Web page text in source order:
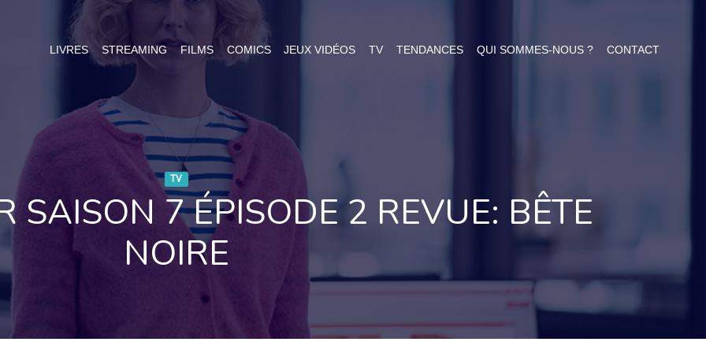
LIVRES STREAMING FILMS COMICS JEUX VIDÉOS TV TENDANCES QUI SOMMES-NOUS ? CONTACT
TV
SAISON 7 ÉPISODE 2 REVUE: BÊTE
NOIRE